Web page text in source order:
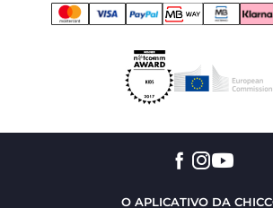
O APLICATIVO DA